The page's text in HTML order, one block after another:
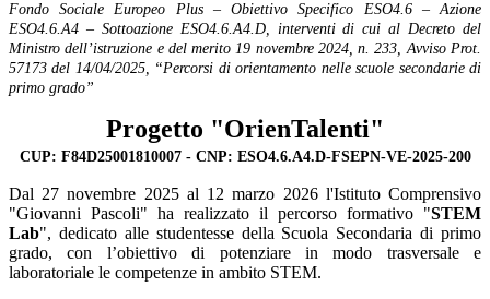
Fondo Sociale Europeo Plus – Obiettivo Specifico ESO4.6 – Azione
ESO4.6.A4 – Sottoazione ESO4.6.A4.D, interventi di cui al Decreto del
Ministro dell’istruzione e del merito 19 novembre 2024, n. 233, Avviso Prot.
57173 del 14/04/2025, “Percorsi di orientamento nelle scuole secondarie di
primo grado”
Progetto "OrienTalenti"
CUP: F84D25001810007 - CNP: ESO4.6.A4.D-FSEPN-VE-2025-200
Dal 27 novembre 2025 al 12 marzo 2026 l'Istituto Comprensivo
"Giovanni Pascoli" ha realizzato il percorso formativo "STEM
Lab", dedicato alle studentesse della Scuola Secondaria di primo
grado, con l’obiettivo di potenziare in modo trasversale e
laboratoriale le competenze in ambito STEM.